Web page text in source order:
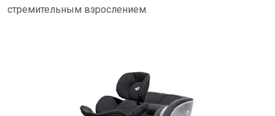
стремительным взрослением.